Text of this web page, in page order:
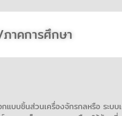
าคการศึกษา
บชิ้นส่วนเครื่องจักรกลหรือ ระบบ